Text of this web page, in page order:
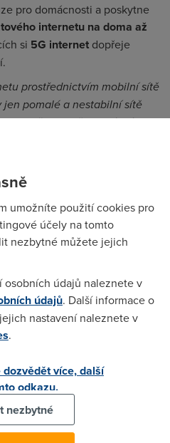
pro domácnosti a poskytne
internetu na doma až
si 5G internet dopřeje
prostřednictvím mobilní sítě
pomalé a nestabilní sítě
že pro připojení máme
už zákazníkům
nebo při špatném počasí,"
služeb O2 Martin Čejka.
republice, tedy i na
nebo Kutnohorsku, a
rychlost využijí rodiny z
internet a bezproblémové
u vás
prověřte, jestli na vaší
umožníte použití cookies pro
účely na tomto
nezbytné můžete jejich
údajů naleznete v
údajů. Další informace o
nastavení naleznete v
.
více, další
odkazu.
nezbytné